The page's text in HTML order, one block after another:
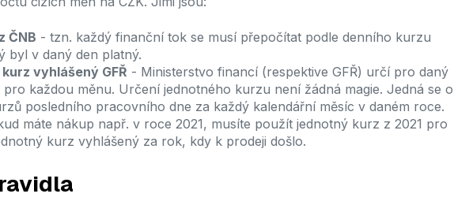
ČNB - tzn. každý finanční tok se musí přepočítat podle denního kurzu
byl v daný den platný.
vyhlášený GFŘ - Ministerstvo financí (respektive GFŘ) určí pro daný
každou měnu. Určení jednotného kurzu není žádná magie. Jedná se o
posledního pracovního dne za každý kalendářní měsíc v daném roce.
máte nákup např. v roce 2021, musíte použít jednotný kurz z 2021 pro
kurz vyhlášený za rok, kdy k prodeji došlo.